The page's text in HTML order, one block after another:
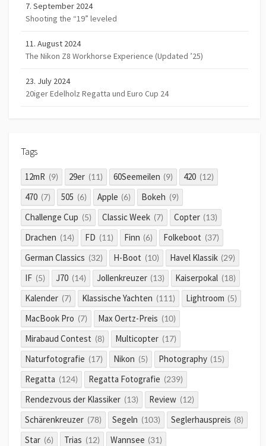
7. September 2024
Shooting the “19” leveled
11. August 2024
The Nikon Z8 Workhorse Experience (Updated ’25)
23. July 2024
20iger Edelholz Regatta und Euro Cup 24
Tags
12mR (9) 29er (11) 60Seemeilen (9) 420 (12)
470 (7) 505 (6) Apple (6) Bokeh (9)
Challenge Cup (5) Classic Week (7) Copter (13)
Drachen (14) FD (11) Finn (6) Folkeboot (37)
German Classics (32) H-Boot (10) Havel Klassik (29)
IF (5) J70 (14) Jollenkreuzer (13) Kaiserpokal (18)
Kalender (7) Klassische Yachten (111) Lightroom (5)
MacBook Pro (7) Max Oertz-Preis (10)
Mirabaud Contest (8) Multicopter (17)
Naturfotografie (17) Nikon (5) Photography (15)
Regatta (124) Regatta Fotografie (239)
Rendezvous der Klassiker (13) Review (12)
Schärenkreuzer (78) Segeln (103) Seglerhauspreis (8)
Star (6) Trias (12) Wannsee (31)